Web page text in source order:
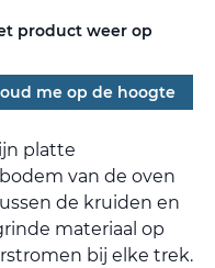
product weer op
me op de hoogte
platte
van de oven
de kruiden en
materiaal op
bij elke trek.